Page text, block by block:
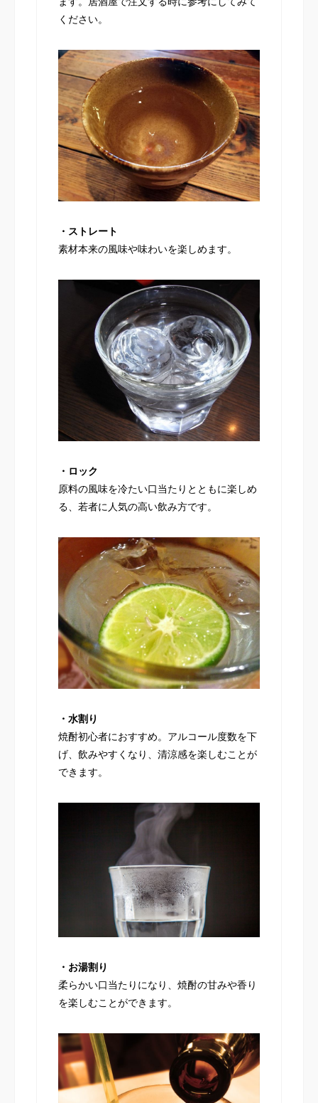
ください。
・ストレート
素材本来の風味や味わいを楽しめます。
・ロック
原料の風味を冷たい口当たりとともに楽しめ
る、若者に人気の高い飲み方です。
・水割り
焼酎初心者におすすめ。アルコール度数を下
げ、飲みやすくなり、清涼感を楽しむことが
できます。
・お湯割り
柔らかい口当たりになり、焼酎の甘みや香り
を楽しむことができます。